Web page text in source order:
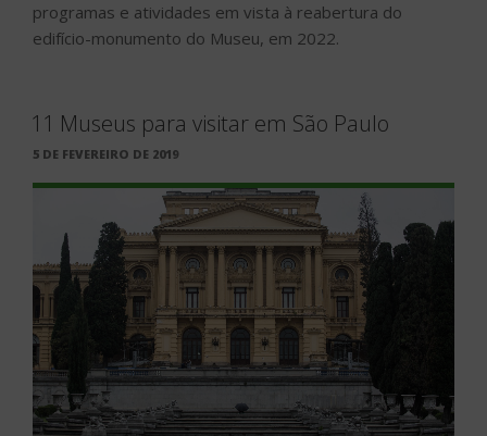
programas e atividades em vista à reabertura do
edifício-monumento do Museu, em 2022.
11 Museus para visitar em São Paulo
PUBLICADO
5 DE FEVEREIRO DE 2019